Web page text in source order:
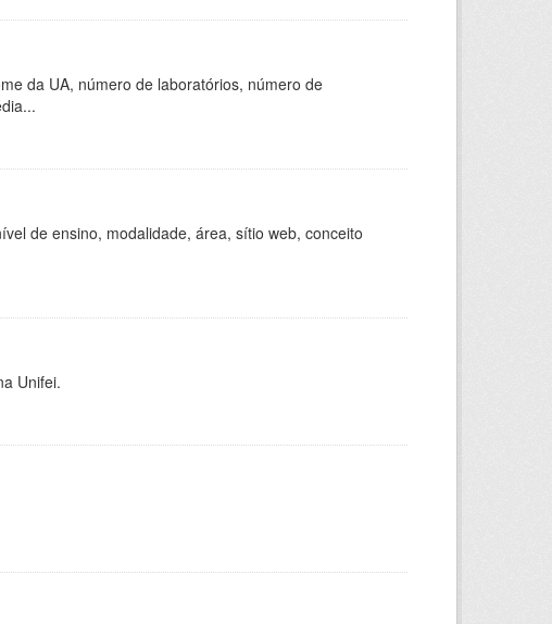
da UA, número de laboratórios, número de
de ensino, modalidade, área, sítio web, conceito
Unifei.